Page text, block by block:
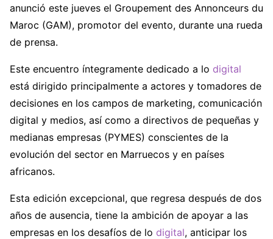
anunció este jueves el Groupement des Annonceurs du
Maroc (GAM), promotor del evento, durante una rueda
de prensa.
Este encuentro íntegramente dedicado a lo digital
está dirigido principalmente a actores y tomadores de
decisiones en los campos de marketing, comunicación
digital y medios, así como a directivos de pequeñas y
medianas empresas (PYMES) conscientes de la
evolución del sector en Marruecos y en países
africanos.
Esta edición excepcional, que regresa después de dos
años de ausencia, tiene la ambición de apoyar a las
empresas en los desafíos de lo digital, anticipar los